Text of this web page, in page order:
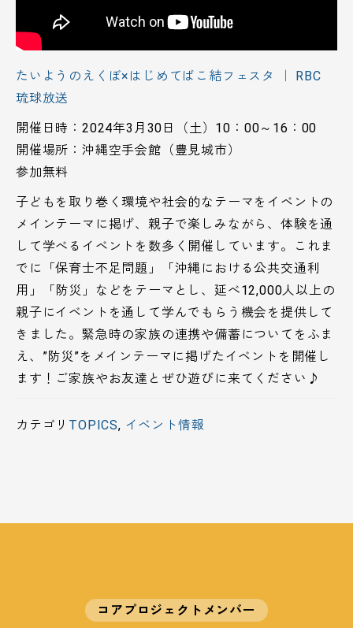
たいようのえくぼ×はじめてばこ結フェスタ ｜ RBC
琉球放送
開催日時：2024年3月30日（土）10：00～16：00
開催場所：沖縄空手会館（豊見城市）
参加無料
子どもを取り巻く環境や社会的なテーマをイベントの
メインテーマに掲げ、親子で楽しみながら、体験を通
して学べるイベントを数多く開催しています。これま
でに「保育士不足問題」「沖縄における公共交通利
用」「防災」などをテーマとし、延べ12,000人以上の
親子にイベントを通して学んでもらう機会を提供して
きました。緊急時の家族の連携や備蓄についてをふま
え、”防災”をメインテーマに掲げたイベントを開催し
ます！ご家族やお友達とぜひ遊びに来てください♪
カテゴリ TOPICS, イベント情報
コアプロジェクトメンバー